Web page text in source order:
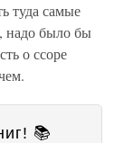
туда самые
надо было бы
о ссоре
📚